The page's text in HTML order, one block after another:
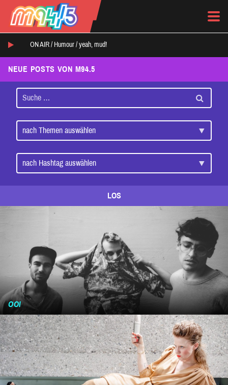
ON AIR / Humour / yeah, mud!
NEUE POSTS VON M94.5
LOS
OOI